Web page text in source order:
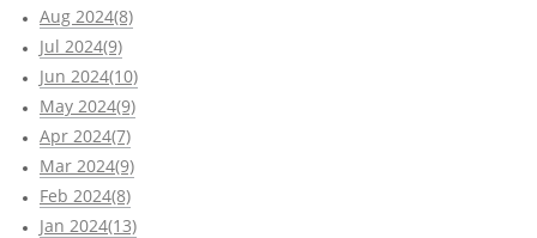
Aug 2024(8)
Jul 2024(9)
Jun 2024(10)
May 2024(9)
Apr 2024(7)
Mar 2024(9)
Feb 2024(8)
Jan 2024(13)